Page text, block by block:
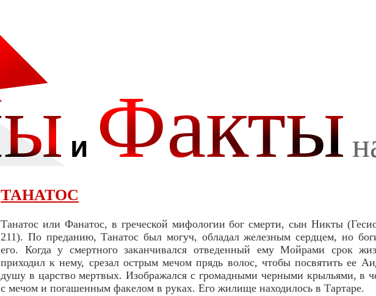
ТАНАТОС
Танатос или Фанатос, в греческой мифологии бог смерти, сын Никты
211). По преданию, Танатос был могуч, обладал железным сердцем, но
его. Когда у смертного заканчивался отведенный ему Мойрами срок
приходил к нему, срезал острым мечом прядь волос, чтобы посвятить ее
душу в царство мертвых.Изображался с громадными черными крыльями, в
с мечом и погашенным факелом в руках. Его жилище находилось в Тартаре.